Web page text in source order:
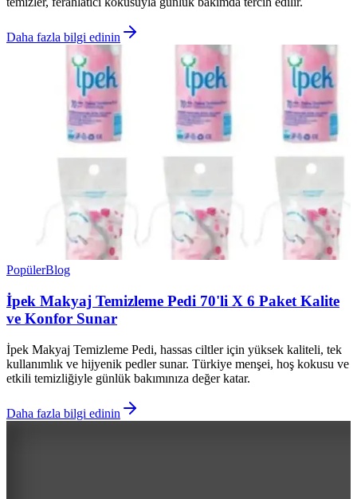
Daha fazla bilgi edinin
PopülerBlog
İpek Makyaj Temizleme Pedi 70'li X 6 Paket Kalite
ve Konfor Sunar
İpek Makyaj Temizleme Pedi, hassas ciltler için yüksek kaliteli, tek
kullanımlık ve hijyenik pedler sunar. Türkiye menşei, hoş kokusu ve
etkili temizliğiyle günlük bakımınıza değer katar.
Daha fazla bilgi edinin